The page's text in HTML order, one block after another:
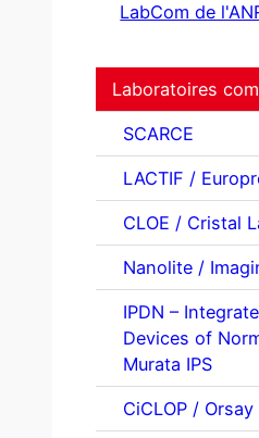
Laboratoires
SCARCE
LACTIF /
CLOE / Cristal
Nanolite /
IPDN –
Devices of
Murata IPS
CiCLOP /
LabCom de